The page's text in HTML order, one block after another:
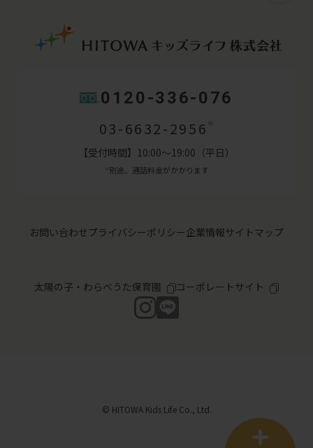
0120-336-076
03-6632-2956 ※
【受付時間】10:00～19:00（平日）
※ 別途、通話料金がかかります
お問い合わせプライバシーポリシー企業情報サイトマップ
太陽の子・わらべうた保育園 コーポレートサイト
© HITOWA Kids Life Co., Ltd.